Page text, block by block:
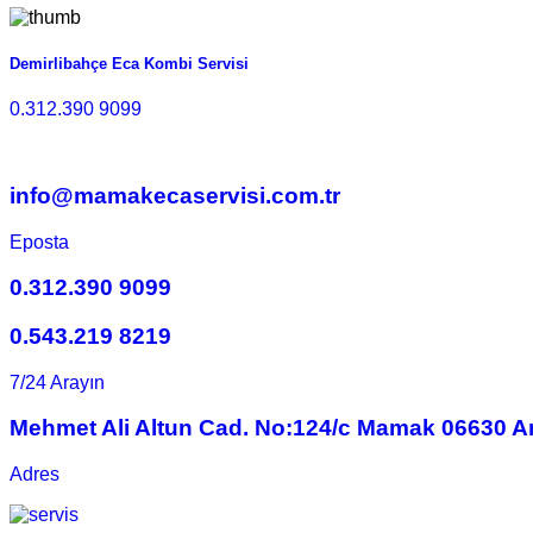
Demirlibahçe Eca Kombi Servisi
0.312.390 9099
info@mamakecaservisi.com.tr
Eposta
0.312.390 9099
0.543.219 8219
7/24 Arayın
Mehmet Ali Altun Cad. No:124/c Mamak 06630
Adres